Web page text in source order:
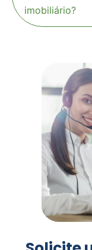
imobiliário?